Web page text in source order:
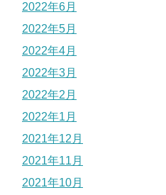
2022年6月
2022年5月
2022年4月
2022年3月
2022年2月
2022年1月
2021年12月
2021年11月
2021年10月